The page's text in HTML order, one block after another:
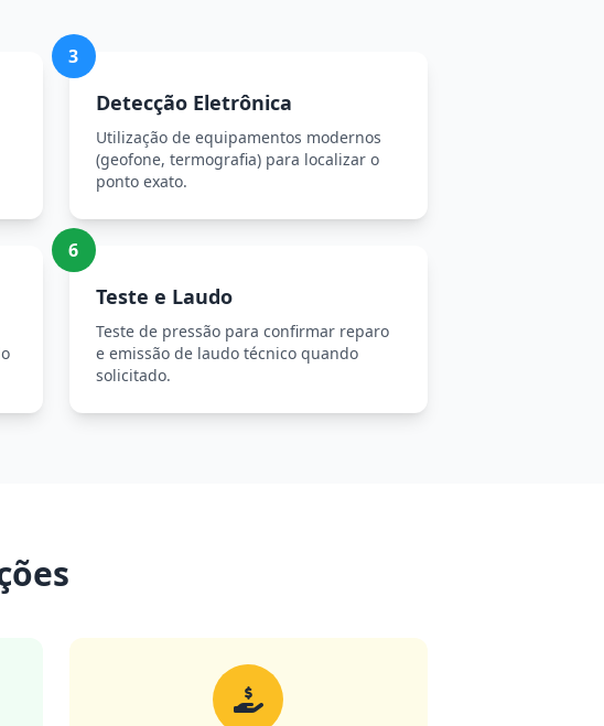
3
Detecção Eletrônica
Utilização de equipamentos modernos
(geofone, termografia) para localizar o
ponto exato.
6
Teste e Laudo
Teste de pressão para confirmar reparo
e emissão de laudo técnico quando
solicitado.